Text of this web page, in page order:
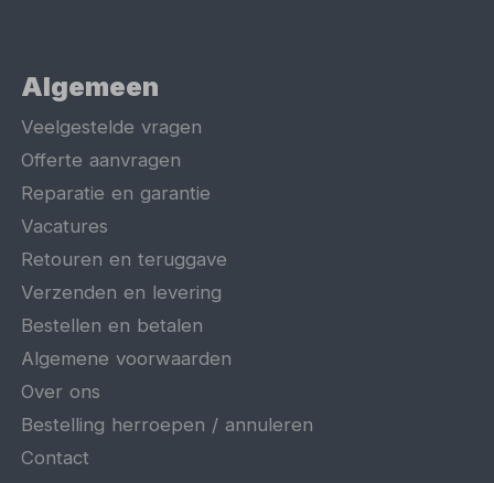
Algemeen
Veelgestelde vragen
Offerte aanvragen
Reparatie en garantie
Vacatures
Retouren en teruggave
Verzenden en levering
Bestellen en betalen
Algemene voorwaarden
Over ons
Bestelling herroepen / annuleren
Contact